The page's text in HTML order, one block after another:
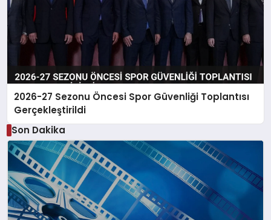
2026-27 Sezonu Öncesi Spor Güvenliği Toplantısı
Gerçekleştirildi
Son Dakika